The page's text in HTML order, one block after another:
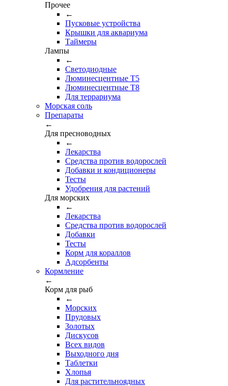
Прочее
←
Пусковые устройства
Крышки для аквариума
Таймеры
Лампы
←
Светодиодные
Люминесцентные Т5
Люминесцентные Т8
Для террариума
Морская соль
Препараты
←
Для пресноводных
←
Лекарства
Средства против водорослей
Добавки и кондиционеры
Тесты
Удобрения для растений
Для морских
←
Лекарства
Средства против водорослей
Добавки
Тесты
Корм для кораллов
Адсорбенты
Кормление
←
Корм для рыб
←
Морских
Прудовых
Золотых
Дискусов
Всех видов
Выходного дня
Таблетки
Хлопья
Для растительноядных